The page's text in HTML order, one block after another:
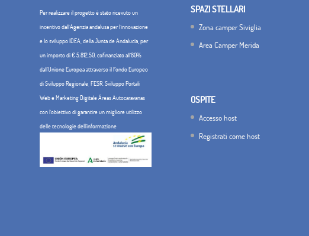
Per realizzare il progetto è stato ricevuto un
incentivo dall'Agenzia andalusa per l'innovazione
e lo sviluppo IDEA, della Junta de Andalucía, per
un importo di € 5.812,50, cofinanziato all'80%
dall'Unione Europea attraverso il Fondo Europeo
di Sviluppo Regionale, FESR. Sviluppo Portali
Web e Marketing Digitale Áreas Autocaravanas
con l'obiettivo di garantire un migliore utilizzo
delle tecnologie dell'informazione
SPAZI STELLARI
Zona camper Siviglia
Area Camper Merida
OSPITE
Accesso host
Registrati come host